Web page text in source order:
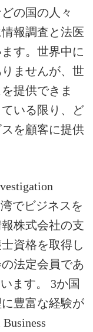
の国の人々
報調査と法医
す。世界中に
ませんが、世
提供できま
いる限り、ど
を顧客に提供
でビジネスを
株式会社の支
資格を取得し
法定会員であ
ます。 3か国
豊富な経験が